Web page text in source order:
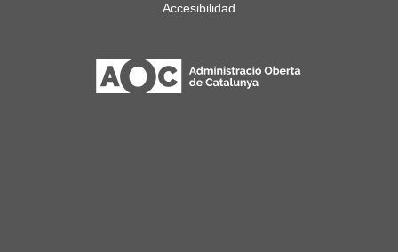
Accesibilidad